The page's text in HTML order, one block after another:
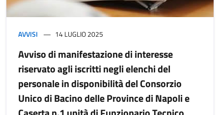
AVVISI 14 LUGLIO 2025
Avviso di manifestazione di interesse
riservato agli iscritti negli elenchi del
personale in disponibilità del Consorzio
Unico di Bacino delle Province di Napoli e